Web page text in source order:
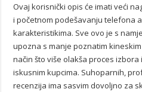
Ovaj korisnički opis će imati veći
i početnom podešavanju telefona
karakteristikima. Sve ovo je s
upozna s manje poznatim
način što više olakša proces
iskusnim kupcima. Suhoparnih,
recenzija ima sasvim dovoljno za